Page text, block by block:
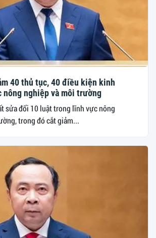
40 thủ tục, 40 điều kiện kinh
nông nghiệp và môi trường
sửa đổi 10 luật trong lĩnh vực nông
trong đó cắt giảm...